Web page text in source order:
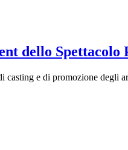
dello Spettacolo
casting e di promozione degli